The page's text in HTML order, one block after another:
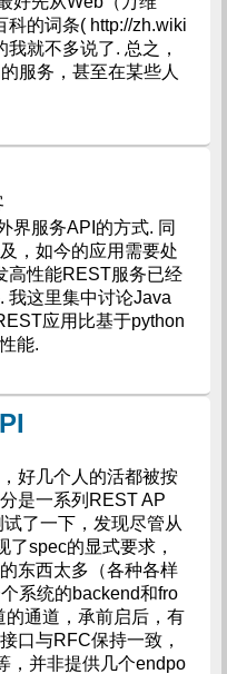
科的词条( http://zh.wiki
就不多说了. 总之，
服务，甚至在某些人
界服务API的方式. 同
，如今的应用需要处
高性能REST服务已经
我这里集中讨论Java
应用比基于python
能.
几个人的活都被按
是一系列REST AP
试了一下，发现尽管从
spec的显式要求，
东西太多（各种各样
系统的backend和fro
的通道，承前启后，有
口与RFC保持一致，
，并非提供几个endpo